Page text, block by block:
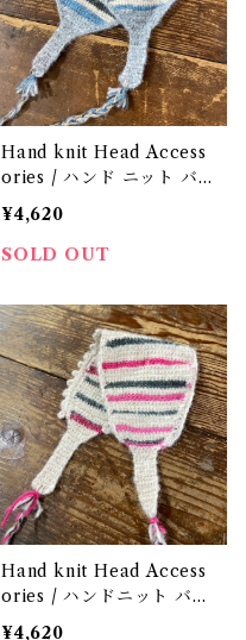
Hand knit Head Access
ories / ハンド ニット バ
ブーシュカ
¥4,620
SOLD OUT
Hand knit Head Access
ories / ハンドニット バブ
ーシュカ
¥4,620